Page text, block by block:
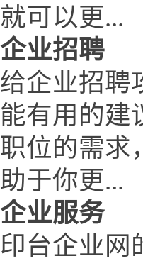
就可以更...
企业招聘
给企业招聘
能有用的建
职位的需求
助于你更...
企业服务
印台企业网